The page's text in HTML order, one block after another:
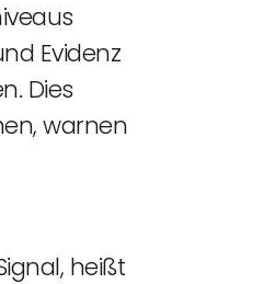
Evidenz
Dies
warnen
heißt